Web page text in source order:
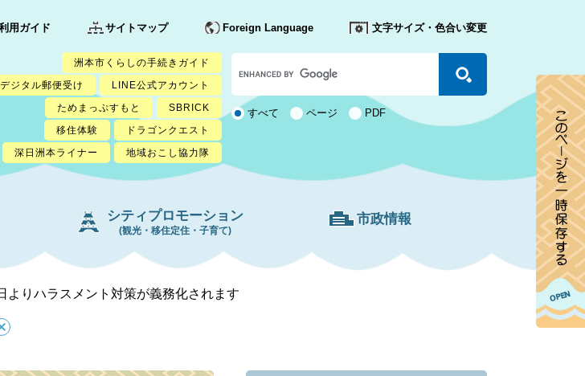
用ガイド サイトマップ Foreign Language 文字サイズ・色合い変更
洲本市くらしの手続きガイド
デジタル郵便受け
LINE公式アカウント
ためまっぷすもと
SBRICK
移住体験
ドラゴンクエスト
深日洲本ライナー
地域おこし協力隊
カ
ス
タ
ム
検 すべて ページ PDF
シティプロモーション
(観光・移住定住・子育て)
市政情報
よりハラスメント対策が義務化されます